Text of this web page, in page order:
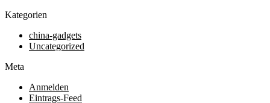
Kategorien
china-gadgets
Uncategorized
Meta
Anmelden
Eintrags-Feed